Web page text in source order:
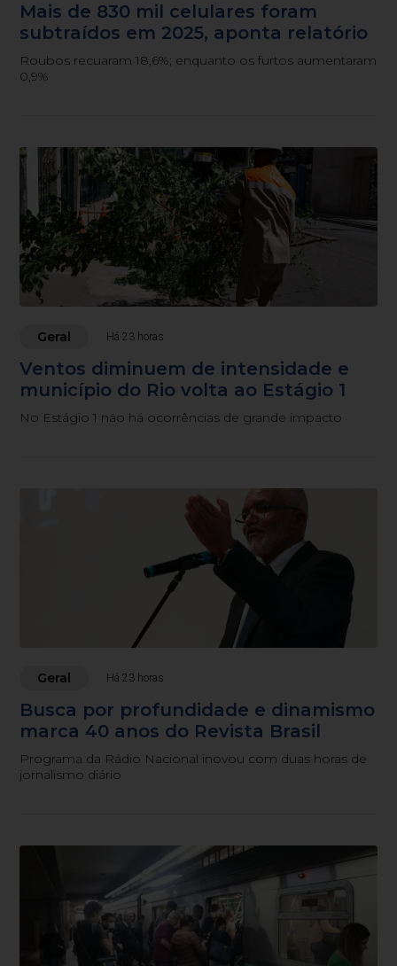
Mais de 830 mil celulares foram
subtraídos em 2025, aponta relatório
Roubos recuaram 18,6%; enquanto os furtos aumentaram
0,9%
Geral Há 23 horas
Ventos diminuem de intensidade e
município do Rio volta ao Estágio 1
No Estágio 1 não há ocorrências de grande impacto
Geral Há 23 horas
Busca por profundidade e dinamismo
marca 40 anos do Revista Brasil
Programa da Rádio Nacional inovou com duas horas de
jornalismo diário